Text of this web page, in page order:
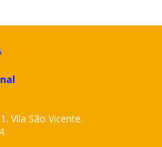
Vila São Vicente.